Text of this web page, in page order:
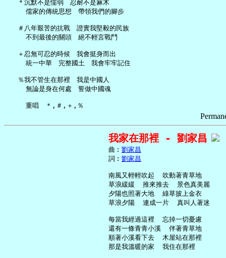
   ＊沉默不是懦弱　忍耐不是麻木
     儒家的傳統思想　帶領我們的腳步
   ＃八年艱苦的抗戰　證實我堅毅的民族
     不到最後的關頭　絕不輕言戰鬥
   ＋忍無可忍的時候　我會挺身而出
     統一中華　完整國土　我會牢牢記住
   ％我不管生在那裡　我是中國人
     無論是身在何處　誓做中國魂
我家在那裡 - 劉家昌
     曲︰
劉家昌
     詞︰
劉家昌
     南風又輕輕吹起  吹動著青草地
     草浪緩緩  推來推去  景色真美麗
     夕陽也照著大地  綠草披上金衣
     草浪夕陽  連成一片  真叫人著迷
     每當我經過這裡  忘掉一切憂慮
     還有一條青青小溪  伴著青草地
     順著小溪看下去  木屋站在那裡